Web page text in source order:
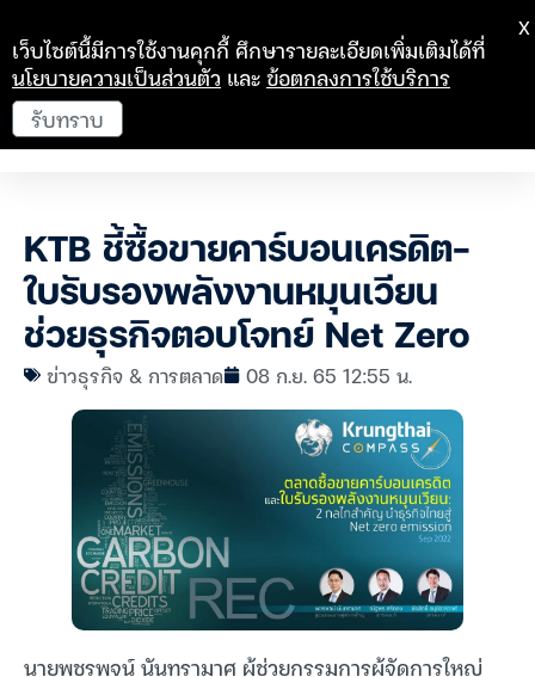
KTB ชี้ซื้อขายคาร์บอนเครดิต-
ใบรับรองพลังงานหมุนเวียน
ช่วยธุรกิจตอบโจทย์ Net Zero
ข่าวธุรกิจ & การตลาด 08 ก.ย. 65 12:55 น.
นายพชรพจน์ นันทรามาศ ผู้ช่วยกรรมการผู้จัดการใหญ่
เว็บไซต์นี้มีการใช้งานคุกกี้ ศึกษารายละเอียดเพิ่มเติมได้ที่
นโยบายความเป็นส่วนตัว และข้อตกลงการใช้บริการ
รับทราบ
X